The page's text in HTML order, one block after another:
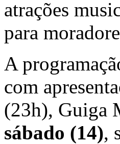
atrações
para
A
com
(23h), Guiga
sábado (14),